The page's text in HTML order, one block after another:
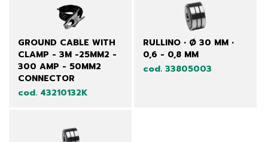
GROUND CABLE WITH
CLAMP - 3M -25MM2 -
300 AMP - 50MM2
CONNECTOR
cod. 43210132K
RULLINO • Ø 30 MM •
0,6 - 0,8 MM
cod. 33805003